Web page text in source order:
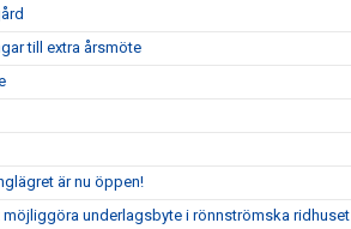
till extra årsmöte
är nu öppen!
underlagsbyte i rönnströmska ridhuset